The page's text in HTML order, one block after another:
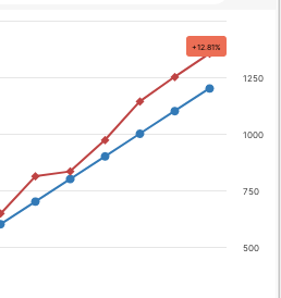
+12.81%
500
750
1000
1250